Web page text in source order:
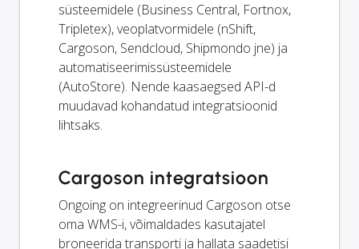
süsteemidele (Business Central, Fortnox,
Tripletex), veoplatvormidele (nShift,
Cargoson, Sendcloud, Shipmondo jne) ja
automatiseerimissüsteemidele
(AutoStore). Nende kaasaegsed API-d
muudavad kohandatud integratsioonid
lihtsaks.
Cargoson integratsioon
Ongoing on integreerinud Cargoson otse
oma WMS-i, võimaldades kasutajatel
broneerida transporti ja hallata saadetisi